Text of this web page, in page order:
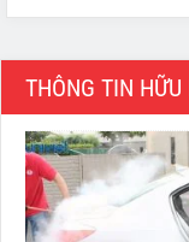
THÔNG TIN HỮU